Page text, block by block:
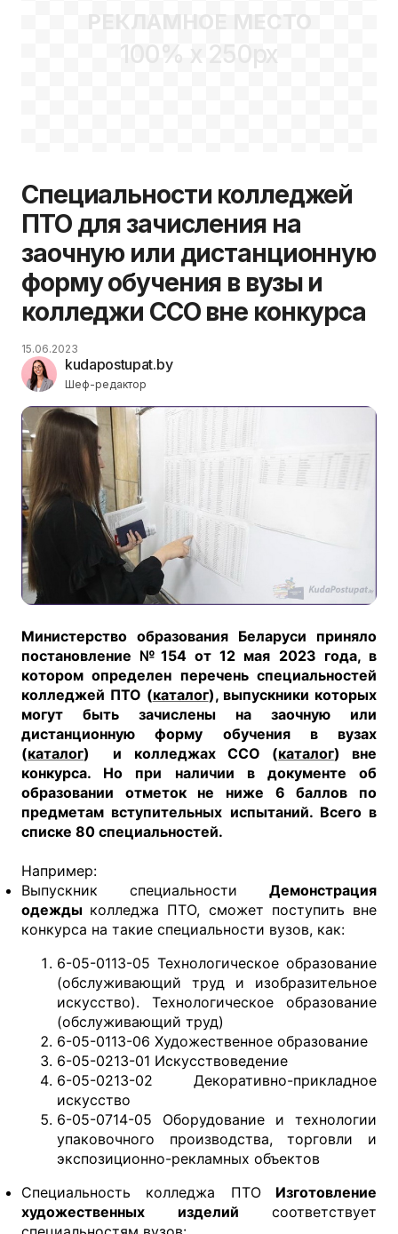
РЕКЛАМНОЕ МЕСТО
100% x 250px
Специальности колледжей
ПТО для зачисления на
заочную или дистанционную
форму обучения в вузы и
колледжи ССО вне конкурса
kudapostupat.by
Шеф-редактор
15.06.2023
Министерство образования Беларуси приняло
постановление №154 от 12 мая 2023 года, в
котором определен перечень специальностей
колледжей ПТО (каталог), выпускники которых
могут быть зачислены на заочную или
дистанционную форму обучения в вузах
(каталог) и колледжах ССО (каталог) вне
конкурса. Но при наличии в документе об
образовании отметок не ниже 6 баллов по
предметам вступительных испытаний. Всего в
списке 80 специальностей.
Например:
Выпускник специальности Демонстрация
одежды колледжа ПТО, сможет поступить вне
конкурса на такие специальности вузов, как:
6-05-0113-05 Технологическое образование
(обслуживающий труд и изобразительное
искусство). Технологическое образование
(обслуживающий труд)
6-05-0113-06 Художественное образование
6-05-0213-01 Искусствоведение
6-05-0213-02 Декоративно-прикладное
искусство
6-05-0714-05 Оборудование и технологии
упаковочного производства, торговли и
экспозиционно-рекламных объектов
Специальность колледжа ПТОИзготовление
художественных изделий соответствует